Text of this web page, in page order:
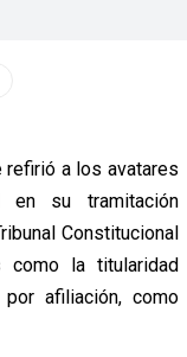
refirió a los avatares
en su tramitación
Constitucional
como la titularidad
afiliación, como